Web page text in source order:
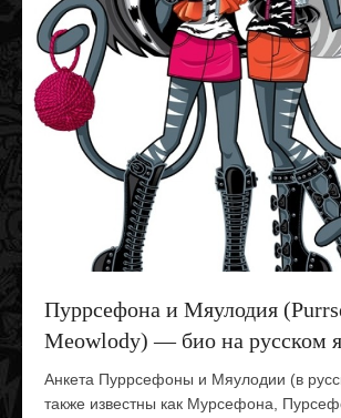
Пуррсефона и Мяулодия
Meowlody) — био на русском
Анкета Пуррсефоны и Мяулодии (в
также известны как Мурсефона,